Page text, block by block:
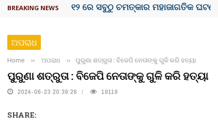
BREAKING NEWS କେରଳରେ ‘ରାଟ୍ ଫିଭର୍’ ଆତଙ୍କ, ୫୮ ମୃତ
ଅପରାଧ
Home ›› ଅପରାଧ ›› ପୁରୁଣା ଶତ୍ରୁତା : ବିଜେପି ନେତାଙ୍କୁ ଗୁଳି କରି ହତ୍ୟା
ପୁରୁଣା ଶତ୍ରୁତା : ବିଜେପି ନେତାଙ୍କୁ ଗୁଳି କରି ହତ୍ୟା
2024-06-23 20:39:26 19119
SHARE: